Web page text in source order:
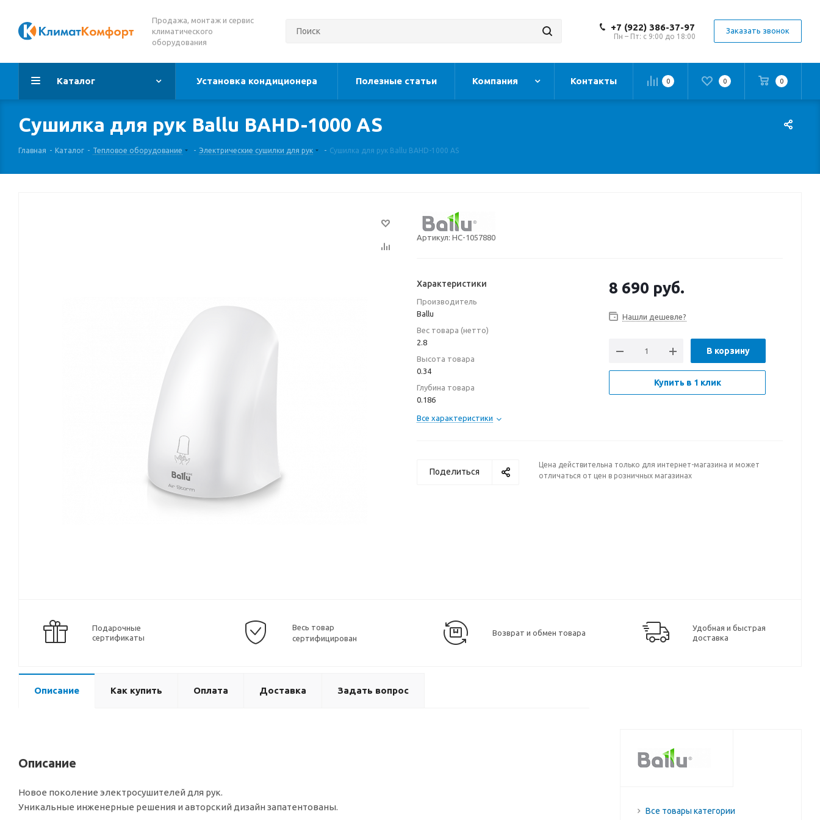
Продажа, монтаж и сервис
климатического
оборудования
+7 (922) 386-37-97
Пн – Пт: с 9:00 до 18:00
Заказать звонок
0 0 0
Каталог Установка кондиционера Полезные статьи Компания Контакты
Сушилка для рук Ballu BAHD-1000 AS
Главная - Каталог - Тепловое оборудование - Электрические сушилки для рук - Сушилка для рук Ballu BAHD-1000 AS
Артикул: НС-1057880
Характеристики
Производитель
Ballu
Вес товара (нетто)
2.8
Высота товара
0.34
Глубина товара
0.186
Все характеристики
8 690 руб.
Нашли дешевле?
В корзину
Купить в 1 клик
Поделиться
Цена действительна только для интернет-магазина и может
отличаться от цен в розничных магазинах
Подарочные
сертификаты
Весь товар
сертифицирован
Возврат и обмен товара
Удобная и быстрая
доставка
Описание Как купить Оплата Доставка Задать вопрос
Описание
Новое поколение электросушителей для рук.
Уникальные инженерные решения и авторский дизайн запатентованы.
Все товары категории